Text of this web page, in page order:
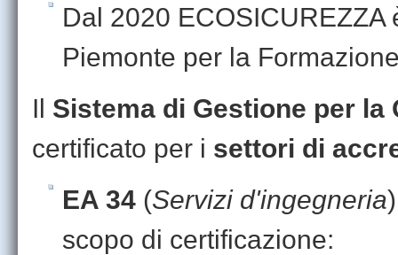
Dal 2020 ECOSICUREZZA
Piemonte per la
Il Sistema di Gestione per la
certificato per i settori di
EA 34 (Servizi d'ingegneria
scopo di certificazione: